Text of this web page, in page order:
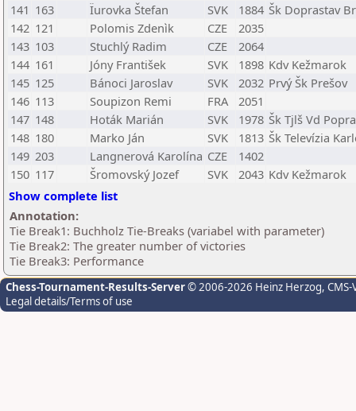
141 163 Ïurovka Štefan SVK 1884 Šk Doprastav
142 121 Polomis Zdenìk CZE
2035
143 103 Stuchlý Radim CZE
2064
144 161 Jóny František SVK 1898 Kdv Kežmarok
145 125 Bánoci Jaroslav SVK 2032 Prvý Šk Prešov
146 113 Soupizon Remi FRA
2051
147 148 Hoták Marián SVK 1978 Šk Tjlš Vd
148 180 Marko Ján SVK 1813 Šk Televízia
149 203 Langnerová Karolína CZE
1402
150 117 Šromovský Jozef SVK 2043 Kdv Kežmarok
Show complete list
Annotation:
Tie Break1: Buchholz Tie-Breaks (variabel with parameter)
Tie Break2: The greater number of victories
Tie Break3: Performance
Chess-Tournament-Results-Server© 2006-2026 Heinz Herzog,
Legal details/Terms of use